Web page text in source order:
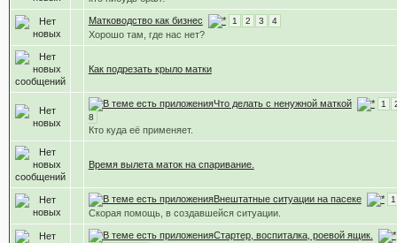
Матководство как бизнес 1 2 3 4
Хорошо там, где нас нет?
Как подрезать крыло матки
Что делать с ненужной маткой 1
8
Кто куда её применяет.
Время вылета маток на спаривание.
Внештатные ситуации на пасеке 1
Скорая помощь, в создавшейся ситуации.
Стартер, воспиталка, роевой ящик.